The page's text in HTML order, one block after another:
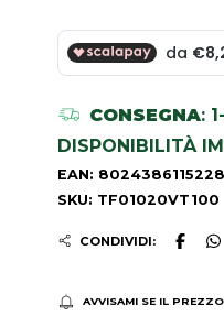
CONSEGNA:
DISPONIBILITÀ
EAN: 8024386115228
SKU: TF01020VT100
CONDIVIDI:
AVVISAMI SE IL